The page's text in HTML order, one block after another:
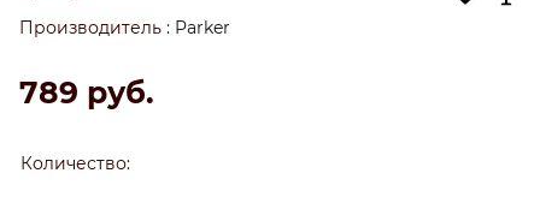
Производитель : Parker
789 руб.
Количество: